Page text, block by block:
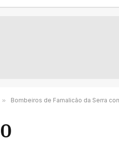
» Bombeiros de Famalicão da Serra